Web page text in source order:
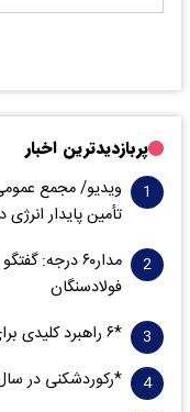
پربازدیدترین اخبار
ویدیو/ مجمع
تأمین پایدار انرژی
مدار‌۶٠ درجه:
فولادسنگان
*۶ راهبرد کلیدی برای تحول در گروه فولاد مبارکه*
*رکوردشکنی در